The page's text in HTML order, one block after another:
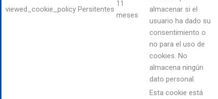
viewed_cookie_policy Persitentes
11
meses
almacenar si el
usuario ha dado su
consentimiento o
no para el uso de
cookies. No
almacena ningún
dato personal.
Esta cookie está